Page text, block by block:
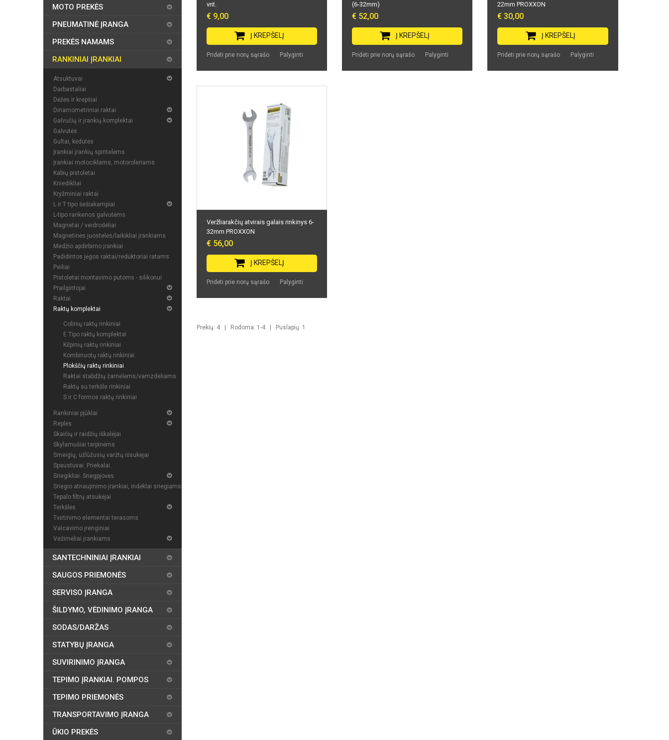
vnt.
€ 9,00
Į KREPŠELĮ
Pridėti prie norų sąrašo Palyginti
(6-32mm)
€ 52,00
Į KREPŠELĮ
Pridėti prie norų sąrašo Palyginti
22mm PROXXON
€ 30,00
Į KREPŠELĮ
Pridėti prie norų sąrašo Palyginti
Veržliarakčių atvirais galais rinkinys 6-
32mm PROXXON
€ 56,00
Į KREPŠELĮ
Pridėti prie norų sąrašo Palyginti
Prekių: 4 | Rodoma: 1-4 | Puslapių: 1
MOTO PREKĖS
PNEUMATINĖ ĮRANGA
PREKĖS NAMAMS
RANKINIAI ĮRANKIAI
Atsuktuvai
Darbastaliai
Dėžės ir krepšiai
Dinamometriniai raktai
Galvučių ir įrankių komplektai
Galvutės
Gultai, kėdutės
Įrankiai įrankių spintelėms
Įrankiai motociklams, motoroleriams
Kabių pistoletai
Kniedikliai
Kryžminiai raktai
L ir T tipo šešiakampiai
L-tipo rankenos galvutėms
Magnetai / veidrodėliai
Magnetinės juostelės/laikikliai įrankiams
Medžio apdirbimo įrankiai
Padidintos jėgos raktai/reduktoriai ratams
Peiliai
Pistoletai montavimo putoms - silikonui
Prailgintojai
Raktai
Raktų komplektai
Colinių raktų rinkiniai
E Tipo raktų komplektai
Kilpinių raktų rinkiniai
Kombinuotų raktų rinkiniai
Plokščių raktų rinkiniai
Raktai stabdžių žarnelėms/vamzdeliams
Raktų su terkšle rinkiniai
S ir C formos raktų rinkiniai
Rankiniai pjūklai
Replės
Skaičių ir raidžių iškalėjai
Skylamušiai tarpinėms
Smeigių, užlūžusių varžtų išsukėjai
Spaustuvai. Priekalai
Sriegikliai. Sriegpjovės
Sriegio atnaujinimo įrankiai, indėklai sriegiams
Tepalo filtrų atsukėjai
Terkšlės
Tvirtinimo elementai terasoms
Valcavimo įrenginiai
Vežimėliai įrankiams
SANTECHNINIAI ĮRANKIAI
SAUGOS PRIEMONĖS
SERVISO ĮRANGA
ŠILDYMO, VĖDINIMO ĮRANGA
SODAS/DARŽAS
STATYBŲ ĮRANGA
SUVIRINIMO ĮRANGA
TEPIMO ĮRANKIAI. POMPOS
TEPIMO PRIEMONĖS
TRANSPORTAVIMO ĮRANGA
ŪKIO PREKĖS